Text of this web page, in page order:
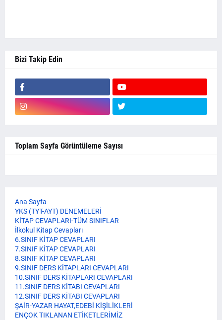
Bizi Takip Edin
Toplam Sayfa Görüntüleme Sayısı
Ana Sayfa
YKS (TYT-AYT) DENEMELERİ
KİTAP CEVAPLARI-TÜM SINIFLAR
İlkokul Kitap Cevapları
6.SINIF KİTAP CEVAPLARI
7.SINIF KİTAP CEVAPLARI
8.SINIF KİTAP CEVAPLARI
9.SINIF DERS KİTAPLARI CEVAPLARI
10.SINIF DERS KİTAPLARI CEVAPLARI
11.SINIF DERS KİTABI CEVAPLARI
12.SINIF DERS KİTABI CEVAPLARI
ŞAİR-YAZAR HAYAT,EDEBİ KİŞİLİKLERİ
ENÇOK TIKLANAN ETİKETLERİMİZ